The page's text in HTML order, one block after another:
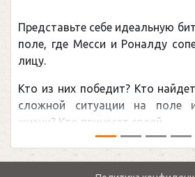
Представьте себе идеальную
поле, где Месси и Роналду
лицу.
Кто из них победит? Кто
сложной ситуации на поле
жизни? Кто принесет своей ...